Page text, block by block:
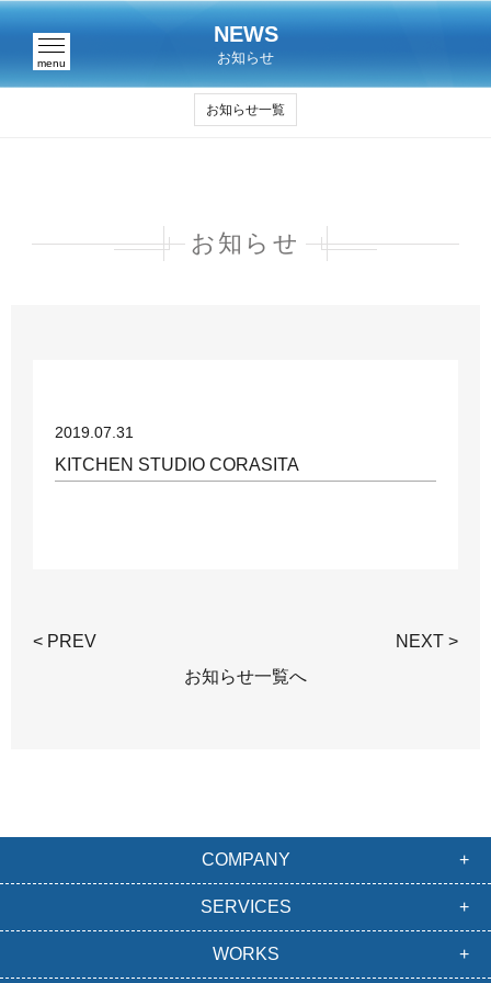
menu
NEWS
お知らせ
お知らせ一覧
お知らせ
2019.07.31
KITCHEN STUDIO CORASITA
< PREV
NEXT >
お知らせ一覧へ
COMPANY
SERVICES
WORKS